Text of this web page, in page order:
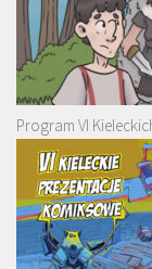
Program VI